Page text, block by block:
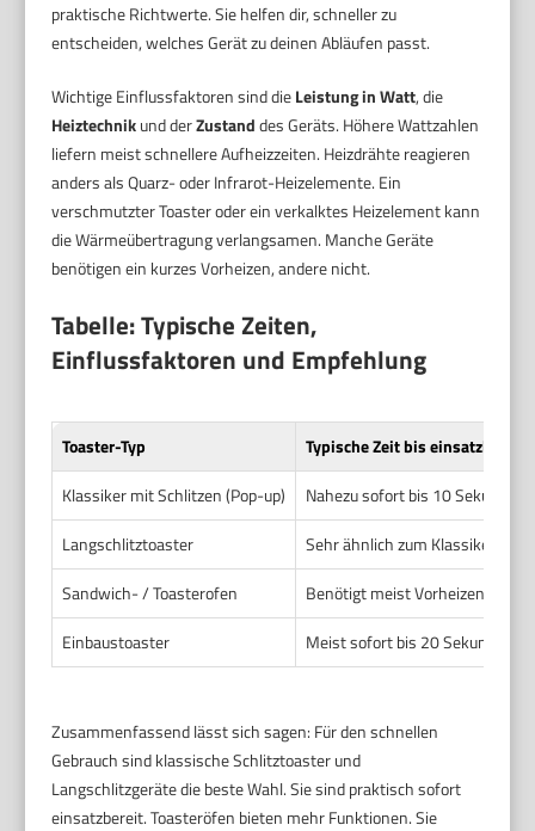
praktische Richtwerte. Sie helfen dir, schneller zu
entscheiden, welches Gerät zu deinen Abläufen passt.
Wichtige Einflussfaktoren sind dieLeistung in Watt, die
Heiztechnikund derZustanddes Geräts. Höhere Wattzahlen
liefern meist schnellere Aufheizzeiten. Heizdrähte reagieren
anders als Quarz- oder Infrarot-Heizelemente. Ein
verschmutzter Toaster oder ein verkalktes Heizelement kann
die Wärmeübertragung verlangsamen. Manche Geräte
benötigen ein kurzes Vorheizen, andere nicht.
Tabelle: Typische Zeiten,
Einflussfaktoren und Empfehlung
Toaster-Typ
Typische Zeit bis einsatzbereit
Klassiker mit Schlitzen (Pop-up)
Nahezu sofort bis 10
Langschlitztoaster
Sehr ähnlich zum Klassiker.
Sandwich- / Toasterofen
Benötigt meist Vorheizen.
Einbaustoaster
Meist sofort bis 20 Sekunden.
Zusammenfassend lässt sich sagen: Für den schnellen
Gebrauch sind klassische Schlitztoaster und
Langschlitzgeräte die beste Wahl. Sie sind praktisch sofort
einsatzbereit. Toasteröfen bieten mehr Funktionen. Sie